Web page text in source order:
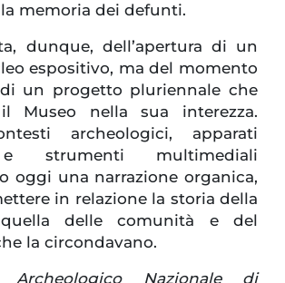
memoria dei defunti.
dunque, dell’apertura di un
espositivo, ma del momento
un progetto pluriennale che
Museo nella sua interezza.
archeologici, apparati
strumenti multimediali
oggi una narrazione organica,
in relazione la storia della
delle comunità e del
la circondavano.
Nazionale di